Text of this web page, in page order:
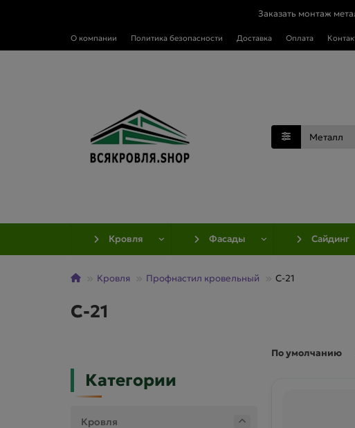
Заказать монтаж
О компании Политика безопасности Доставка Оплата
Кровля Фасады Сайдинг
Кровля Профнастил кровельный C-21
C-21
Категории
Кровля
По умолчанию